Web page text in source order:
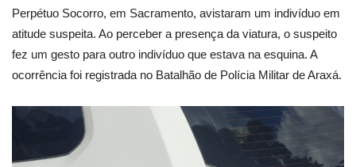
Perpétuo Socorro, em Sacramento, avistaram um indivíduo em
atitude suspeita. Ao perceber a presença da viatura, o suspeito
fez um gesto para outro indivíduo que estava na esquina. A
ocorrência foi registrada no Batalhão de Polícia Militar de Araxá.